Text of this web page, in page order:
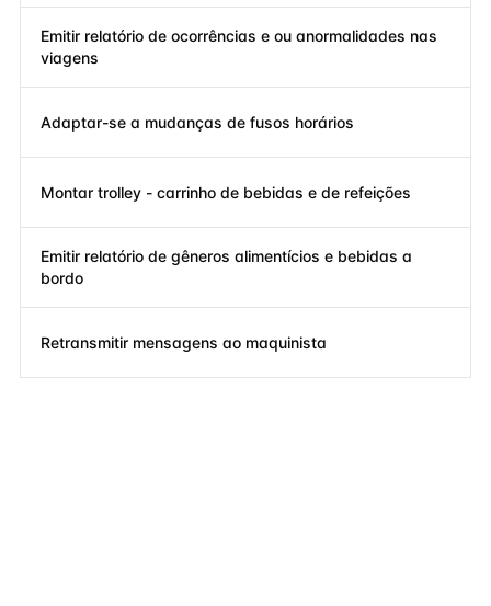
Emitir relatório de ocorrências e ou anormalidades nas
viagens
Adaptar-se a mudanças de fusos horários
Montar trolley - carrinho de bebidas e de refeições
Emitir relatório de gêneros alimentícios e bebidas a
bordo
Retransmitir mensagens ao maquinista